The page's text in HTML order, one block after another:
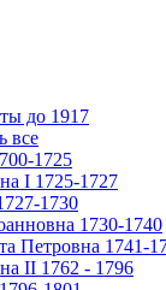
до 1917
все
1725
I 1725-1727
1730
1730-1740
Петровна 1741-
II 1762 - 1796